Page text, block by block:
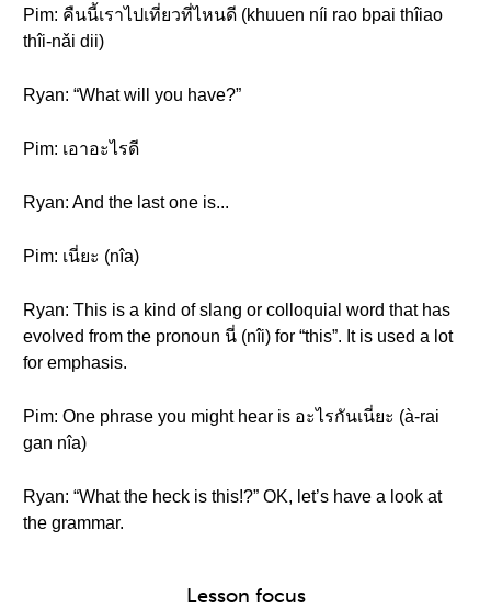
Pim: คืนนี้เราไปเที่ยวที่ไหนดี (khuuen níi rao bpai thîiao
thîi-nǎi dii)
Ryan: “What will you have?”
Pim: เอาอะไรดี
Ryan: And the last one is...
Pim: เนี่ยะ (nîa)
Ryan: This is a kind of slang or colloquial word that has
evolved from the pronoun นี่ (nîi) for “this”. It is used a lot
for emphasis.
Pim: One phrase you might hear is อะไรกันเนี่ยะ (à-rai
gan nîa)
Ryan: “What the heck is this!?” OK, let’s have a look at
the grammar.
Lesson focus